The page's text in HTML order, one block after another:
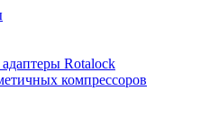
Rotalock
компрессоров